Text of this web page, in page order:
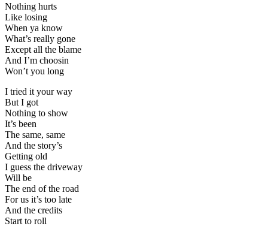
Nothing hurts
Like losing
When ya know
What’s really gone
Except all the blame
And I’m choosin
Won’t you long
I tried it your way
But I got
Nothing to show
It’s been
The same, same
And the story’s
Getting old
I guess the driveway
Will be
The end of the road
For us it’s too late
And the credits
Start to roll